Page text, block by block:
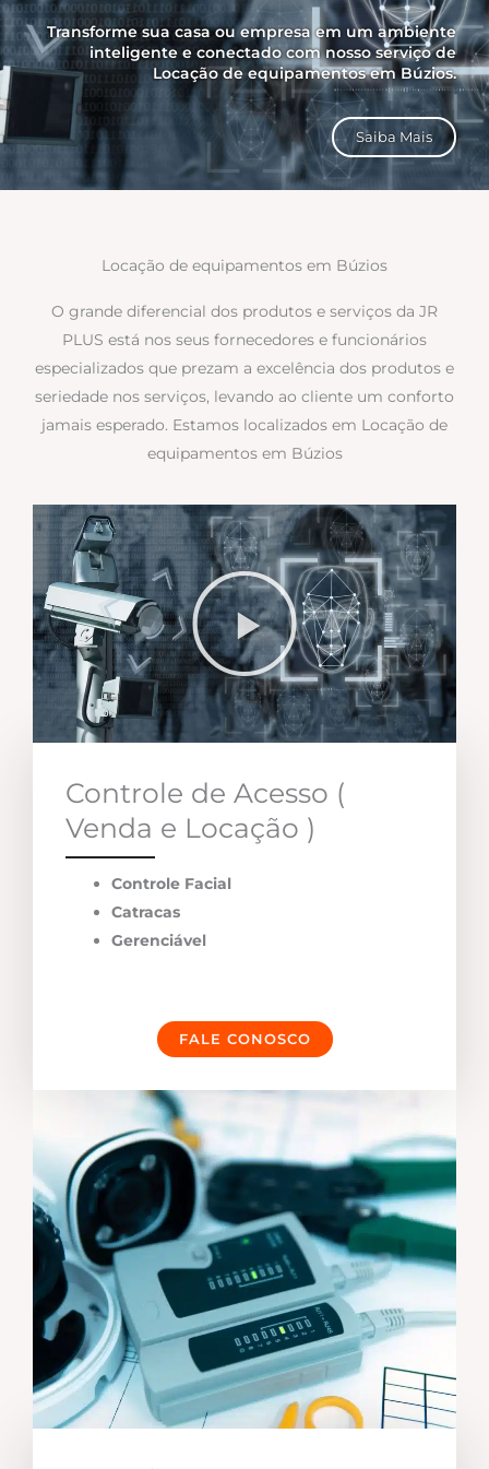
Transforme sua casa ou empresa em um ambiente
inteligente e conectado com nosso serviço de
Locação de equipamentos em Búzios.
Saiba Mais
Locação de equipamentos em Búzios
O grande diferencial dos produtos e serviços da JR
PLUS está nos seus fornecedores e funcionários
especializados que prezam a excelência dos produtos e
seriedade nos serviços, levando ao cliente um conforto
jamais esperado. Estamos localizados em Locação de
equipamentos em Búzios
Controle de Acesso (
Venda e Locação )
Controle Facial
Catracas
Gerenciável
FALE CONOSCO